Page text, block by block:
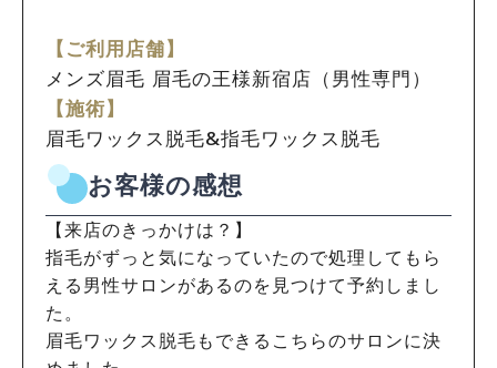
【ご利用店舗】
メンズ眉毛 眉毛の王様新宿店（男性専門）
【施術】
眉毛ワックス脱毛&指毛ワックス脱毛
お客様の感想
【来店のきっかけは？】
指毛がずっと気になっていたので処理してもら
える男性サロンがあるのを見つけて予約しまし
た。
眉毛ワックス脱毛もできるこちらのサロンに決